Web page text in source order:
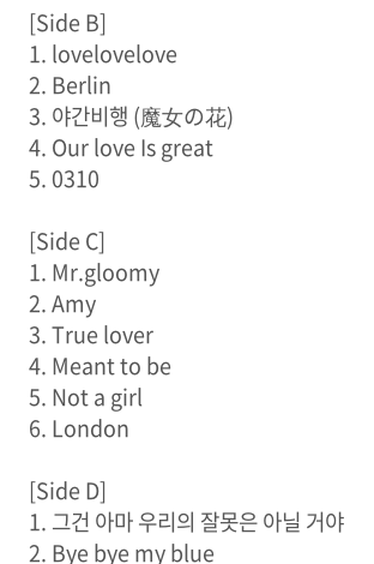
[Side B]
1. lovelovelove
2. Berlin
3. 야간비행 (魔女の花)
4. Our love Is great
5. 0310
[Side C]
1. Mr.gloomy
2. Amy
3. True lover
4. Meant to be
5. Not a girl
6. London
[Side D]
1. 그건 아마 우리의 잘못은 아닐 거야
2. Bye bye my blue